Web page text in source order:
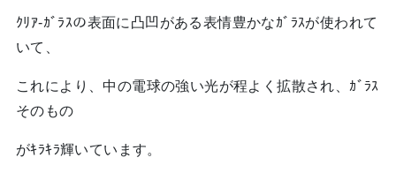
ｸﾘｱ-ｶﾞﾗｽの表面に凸凹がある表情豊かなｶﾞﾗｽが使われて
いて、
これにより、中の電球の強い光が程よく拡散され、ｶﾞﾗｽ
そのもの
がｷﾗｷﾗ輝いています。